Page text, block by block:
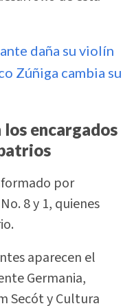
daña su violín
Zúñiga cambia su
encargados
por
8 y 1, quienes
aparecen el
Germania,
Secót y Cultura